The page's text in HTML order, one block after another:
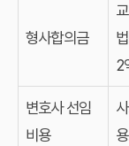
형사합의금
2
변호사 선임
비용